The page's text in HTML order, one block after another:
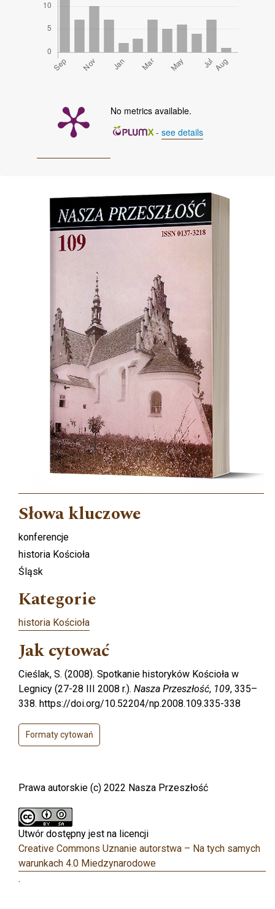
No metrics available.
- see details
Słowa kluczowe
konferencje
historia Kościoła
Śląsk
Kategorie
historia Kościoła
Jak cytować
Cieślak, S. (2008). Spotkanie historyków Kościoła w
Legnicy (27-28 III 2008 r.). Nasza Przeszłość, 109, 335–
338. https://doi.org/10.52204/np.2008.109.335-338
Formaty cytowań
Prawa autorskie (c) 2022 Nasza Przeszłość
Utwór dostępny jest na licencji
Creative Commons Uznanie autorstwa – Na tych samych
warunkach 4.0 Miedzynarodowe
.